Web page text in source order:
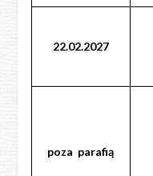
22.02.2027
poza parafią